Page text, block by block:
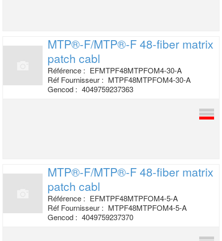
MTP®-F/MTP®-F 48-fiber matrix
patch cabl
Référence : EFMTPF48MTPFOM4-30-A
Réf Fournisseur : MTPF48MTPFOM4-30-A
Gencod : 4049759237363
MTP®-F/MTP®-F 48-fiber matrix
patch cabl
Référence : EFMTPF48MTPFOM4-5-A
Réf Fournisseur : MTPF48MTPFOM4-5-A
Gencod : 4049759237370